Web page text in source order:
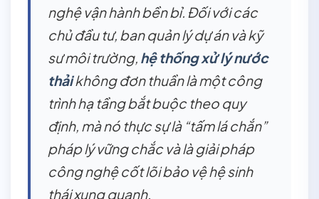
nghệ vận hành bền bỉ. Đối với các
chủ đầu tư, ban quản lý dự án và kỹ
sư môi trường, hệ thống xử lý nước
thảikhông đơn thuần là một công
trình hạ tầng bắt buộc theo quy
định, mà nó thực sự là “tấm lá chắn”
pháp lý vững chắc và là giải pháp
công nghệ cốt lõi bảo vệ hệ sinh
thái xung quanh.